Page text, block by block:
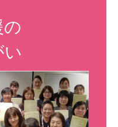
の
い